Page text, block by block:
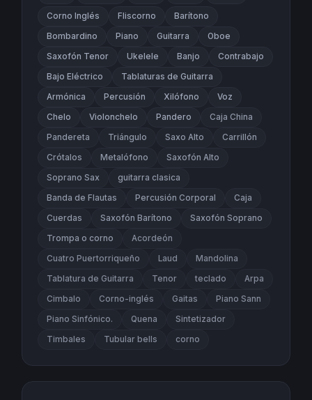
Corno Inglés Fliscorno Barítono
Bombardino Piano Guitarra Oboe
Saxofón Tenor Ukelele Banjo Contrabajo
Bajo Eléctrico Tablaturas de Guitarra
Armónica Percusión Xilófono Voz
Chelo Violonchelo Pandero Caja China
Pandereta Triángulo Saxo Alto Carrillón
Crótalos Metalófono Saxofón Alto
Soprano Sax guitarra clasica
Banda de Flautas Percusión Corporal Caja
Cuerdas Saxofón Barítono Saxofón Soprano
Trompa o corno Acordeón
Cuatro Puertorriqueño Laud Mandolina
Tablatura de Guitarra Tenor teclado Arpa
Cimbalo Corno-inglés Gaitas Piano Sann
Piano Sinfónico. Quena Sintetizador
Timbales Tubular bells corno